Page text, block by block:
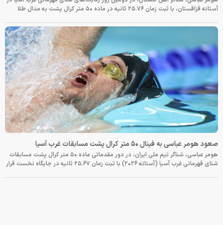
آستانه قزاقستان، با ثبت زمان ۲۵.۷۶ ثانیه در ماده ۵۰ متر کرال پشت به مدال طلا
صعود هومر عباسی به فینال ۵۰ متر کرال پشت مسابقات غرب آسیا
هومر عباسی، شناگر تیم ملی ایران، در دور مقدماتی ماده ۵۰ متر کرال پشت مسابقات
شنای قهرمانی غرب آسیا (آستانه ۲۰۲۶) با ثبت زمان ۲۵.۶۷ ثانیه در جایگاه نخست قرار